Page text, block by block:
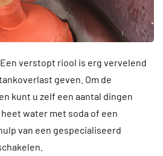
Een verstopt riool is erg vervelend
geven. Om de
kunt u zelf een aantal dingen
water met soda of een
van een gespecialiseerd